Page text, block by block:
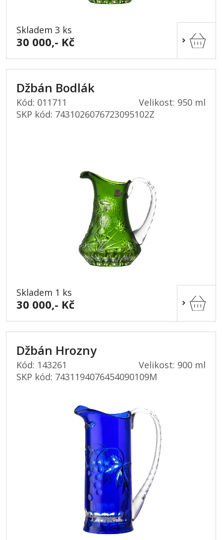
Skladem 3 ks
30 000,- Kč
Džbán Bodlák
Kód: 011711
Velikost: 950 ml
SKP kód: 7431026076723095102Z
Skladem 1 ks
30 000,- Kč
Džbán Hrozny
Kód: 143261
Velikost: 900 ml
SKP kód: 7431194076454090109M